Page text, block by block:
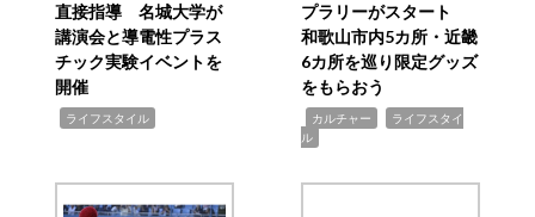
直接指導 名城大学が
講演会と導電性プラス
チック実験イベントを
開催
ライフスタイル
プラリーがスタート
和歌山市内5カ所・近畿
6カ所を巡り限定グッズ
をもらおう
カルチャー
ライフスタイ
ル